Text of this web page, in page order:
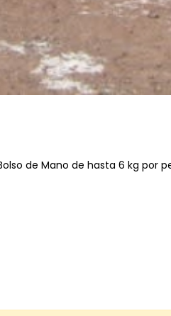
de Mano de hasta 6 kg por